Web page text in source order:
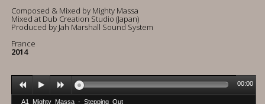
Composed & Mixed by Mighty Massa
Mixed at Dub Creation Studio (Japan)
Produced by Jah Marshall Sound System
France
2014
A1_Mighty_Massa_-_Stepping_Out
00:00